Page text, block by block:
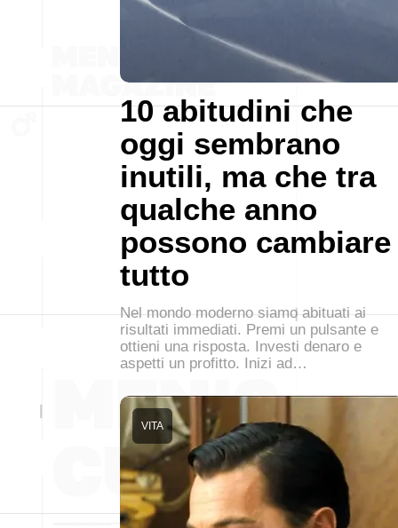
10 abitudini che
oggi sembrano
inutili, ma che tra
qualche anno
possono cambiare
tutto
Nel mondo moderno siamo abituati ai
risultati immediati. Premi un pulsante e
ottieni una risposta. Investi denaro e
aspetti un profitto. Inizi ad…
VITA